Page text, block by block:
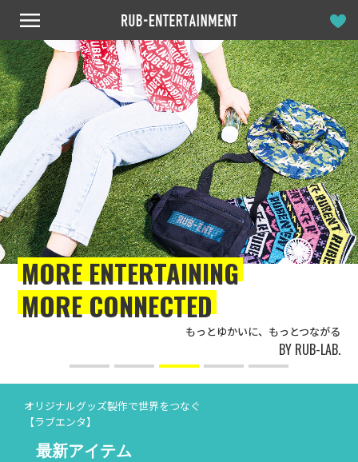
MORE ENTERTAINING
MORE CONNECTED
もっとゆかいに、もっとつながる
BY RUB-LAB.
オリジナルグッズ製作で世界をつなぐ
【ラブエンタ】
最新アイテム